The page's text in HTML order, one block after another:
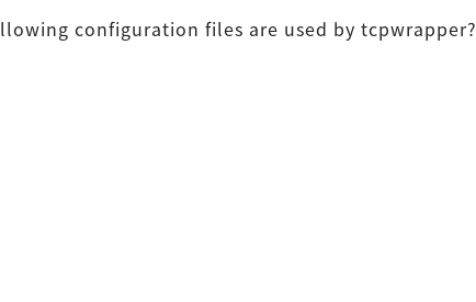
configuration files are used by tcpwrapper?